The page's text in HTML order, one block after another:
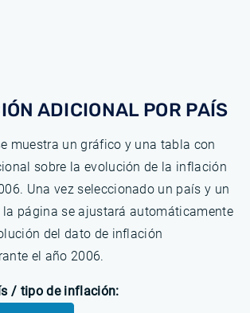
ADICIONAL POR PAÍS
muestra un gráfico y una tabla con
sobre la evolución de la inflación
Una vez seleccionado un país y un
página se ajustará automáticamente
del dato de inflación
el año 2006.
/ tipo de inflación: